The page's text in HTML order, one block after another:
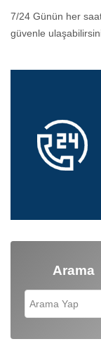
7/24 Günün her
güvenle
Arama